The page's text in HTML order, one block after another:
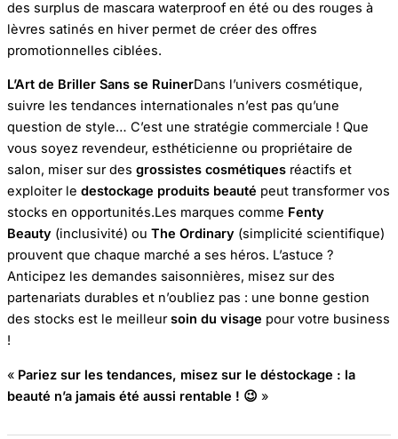
des surplus de mascara waterproof en été ou des rouges à
lèvres satinés en hiver permet de créer des offres
promotionnelles ciblées.
L’Art de Briller Sans se RuinerDans l’univers cosmétique,
suivre les tendances internationales n’est pas qu’une
question de style… C’est une stratégie commerciale ! Que
vous soyez revendeur, esthéticienne ou propriétaire de
salon, miser sur des grossistes cosmétiques réactifs et
exploiter le destockage produits beauté peut transformer vos
stocks en opportunités.Les marques comme Fenty
Beauty (inclusivité) ou The Ordinary (simplicité scientifique)
prouvent que chaque marché a ses héros. L’astuce ?
Anticipez les demandes saisonnières, misez sur des
partenariats durables et n’oubliez pas : une bonne gestion
des stocks est le meilleursoin du visage pour votre business
!
« Pariez sur les tendances, misez sur le déstockage : la
beauté n’a jamais été aussi rentable ! 😉 »